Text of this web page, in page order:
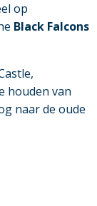
op
Black Falcons
houden van
naar de oude